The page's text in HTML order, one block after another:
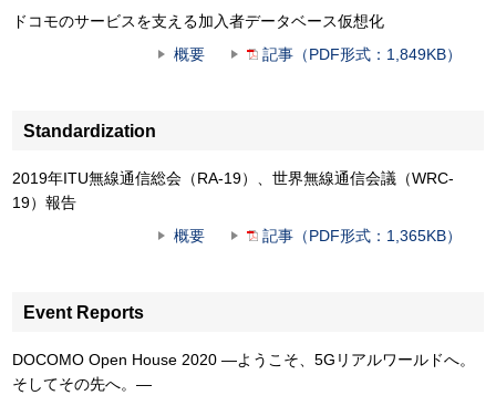
ドコモのサービスを支える加入者データベース仮想化
概要
記事（PDF形式：1,849KB）
Standardization
2019年ITU無線通信総会（RA-19）、世界無線通信会議（WRC-
19）報告
概要
記事（PDF形式：1,365KB）
Event Reports
DOCOMO Open House 2020 ―ようこそ、5Gリアルワールドへ。
そしてその先へ。―